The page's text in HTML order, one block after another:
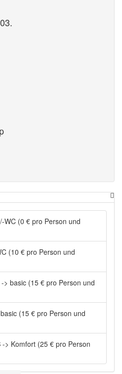
WC (0 € pro Person und
(10 € pro Person und
> basic (15 € pro Person und
(15 € pro Person und
-> Komfort (25 € pro Person